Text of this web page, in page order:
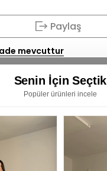
Paylaş
mevcuttur
BÜLTENİMİZE ÜYE OLUN
Senin İçin Seçtik
Popüler ürünleri incele